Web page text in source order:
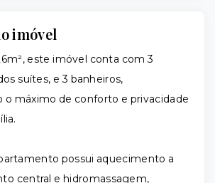
imóvel
este imóvel conta com 3
suítes, e 3 banheiros,
o máximo de conforto e privacidade
possui aquecimento a
central e hidromassagem,